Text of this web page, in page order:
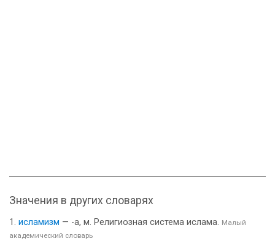
Значения в других словарях
исламизм — -а, м. Религиозная система ислама. Малый
академический словарь